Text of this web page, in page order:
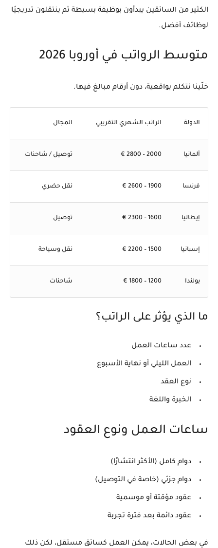
الكثير من السائقين يبدأون بوظيفة بسيطة ثم ينتقلون تدريجيًا
لوظائف أفضل.
متوسط الرواتب في أوروبا 2026
خلّينا نتكلم بواقعية، دون أرقام مبالغ فيها.
الدولة الراتب الشهري التقريبي المجال
ألمانيا 2000 – 2800 € توصيل / شاحنات
فرنسا 1900 – 2600 € نقل حضري
إيطاليا 1600 – 2300 € توصيل
إسبانيا 1500 – 2200 € نقل وسياحة
بولندا 1200 – 1800 € شاحنات
ما الذي يؤثر على الراتب؟
عدد ساعات العمل
العمل الليلي أو نهاية الأسبوع
نوع العقد
الخبرة واللغة
ساعات العمل ونوع العقود
دوام كامل (الأكثر انتشارًا)
دوام جزئي (خاصة في التوصيل)
عقود مؤقتة أو موسمية
عقود دائمة بعد فترة تجربة
في بعض الحالات، يمكن العمل كسائق مستقل، لكن ذلك